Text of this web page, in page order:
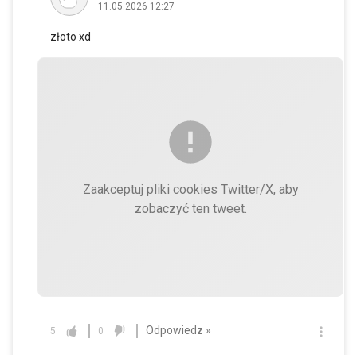
11.05.2026 12:27
złoto xd
Zaakceptuj pliki cookies Twitter/X, aby
zobaczyć ten tweet.
5 0 Odpowiedz »